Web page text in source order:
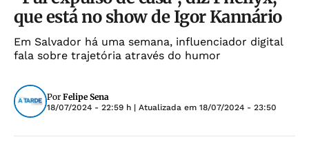
que está no show de Igor Kannário
Em Salvador há uma semana, influenciador digital
fala sobre trajetória através do humor
Por Felipe Sena
18/07/2024 - 22:59 h | Atualizada em 18/07/2024 - 23:50